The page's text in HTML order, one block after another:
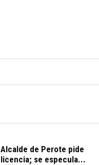
Alcalde de Perote pide
licencia; se especula...